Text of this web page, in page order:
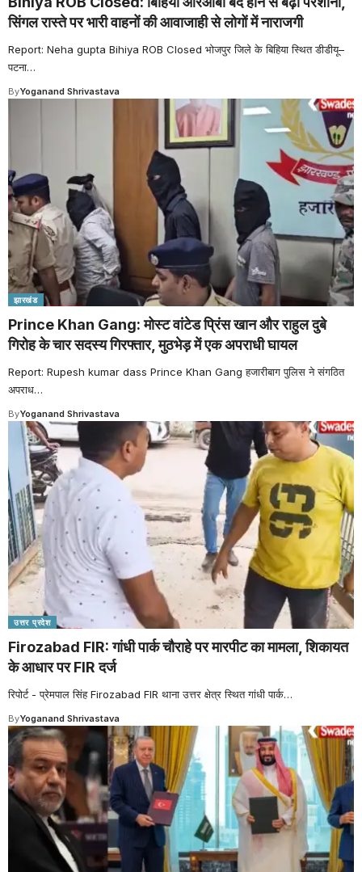
सिंगल रास्ते पर भारी वाहनों की आवाजाही से लोगों में नाराजगी
Report: Neha gupta Bihiya ROB Closed भोजपुर जिले के बिहिया स्थित डीडीयू–
पटना…
ByYoganand Shrivastava
झारखंड
Prince Khan Gang: मोस्ट वांटेड प्रिंस खान और राहुल दुबे
गिरोह के चार सदस्य गिरफ्तार, मुठभेड़ में एक अपराधी घायल
Report: Rupesh kumar dass Prince Khan Gang हजारीबाग पुलिस ने संगठित
अपराध…
ByYoganand Shrivastava
उत्तर प्रदेश
Firozabad FIR: गांधी पार्क चौराहे पर मारपीट का मामला, शिकायत
के आधार पर FIR दर्ज
रिपोर्ट - प्रेमपाल सिंह Firozabad FIR थाना उत्तर क्षेत्र स्थित गांधी पार्क…
ByYoganand Shrivastava